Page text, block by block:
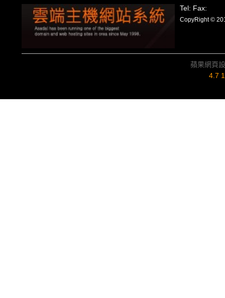
Tel: Fax:
CopyRight ©
蘋果網頁
4.7